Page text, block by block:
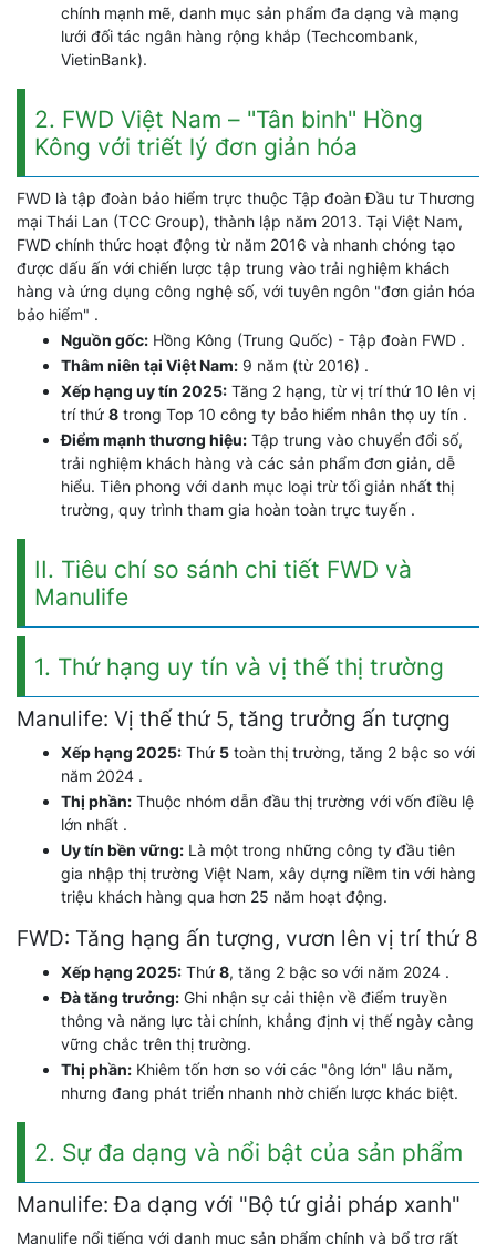
chính mạnh mẽ, danh mục sản phẩm đa dạng và mạng
lưới đối tác ngân hàng rộng khắp (Techcombank,
VietinBank).
2. FWD Việt Nam – "Tân binh" Hồng
Kông với triết lý đơn giản hóa
FWD là tập đoàn bảo hiểm trực thuộc Tập đoàn Đầu tư Thương
mại Thái Lan (TCC Group), thành lập năm 2013. Tại Việt Nam,
FWD chính thức hoạt động từ năm 2016 và nhanh chóng tạo
được dấu ấn với chiến lược tập trung vào trải nghiệm khách
hàng và ứng dụng công nghệ số, với tuyên ngôn "đơn giản hóa
bảo hiểm" .
Nguồn gốc: Hồng Kông (Trung Quốc) - Tập đoàn FWD .
Thâm niên tại Việt Nam: 9 năm (từ 2016) .
Xếp hạng uy tín 2025: Tăng 2 hạng, từ vị trí thứ 10 lên vị
trí thứ 8 trong Top 10 công ty bảo hiểm nhân thọ uy tín .
Điểm mạnh thương hiệu: Tập trung vào chuyển đổi số,
trải nghiệm khách hàng và các sản phẩm đơn giản, dễ
hiểu. Tiên phong với danh mục loại trừ tối giản nhất thị
trường, quy trình tham gia hoàn toàn trực tuyến .
II. Tiêu chí so sánh chi tiết FWD và
Manulife
1. Thứ hạng uy tín và vị thế thị trường
Manulife: Vị thế thứ 5, tăng trưởng ấn tượng
Xếp hạng 2025: Thứ 5 toàn thị trường, tăng 2 bậc so với
năm 2024 .
Thị phần: Thuộc nhóm dẫn đầu thị trường với vốn điều lệ
lớn nhất .
Uy tín bền vững: Là một trong những công ty đầu tiên
gia nhập thị trường Việt Nam, xây dựng niềm tin với hàng
triệu khách hàng qua hơn 25 năm hoạt động.
FWD: Tăng hạng ấn tượng, vươn lên vị trí thứ 8
Xếp hạng 2025: Thứ 8, tăng 2 bậc so với năm 2024 .
Đà tăng trưởng: Ghi nhận sự cải thiện về điểm truyền
thông và năng lực tài chính, khẳng định vị thế ngày càng
vững chắc trên thị trường.
Thị phần: Khiêm tốn hơn so với các "ông lớn" lâu năm,
nhưng đang phát triển nhanh nhờ chiến lược khác biệt.
2. Sự đa dạng và nổi bật của sản phẩm
Manulife: Đa dạng với "Bộ tứ giải pháp xanh"
Manulife nổi tiếng với danh mục sản phẩm chính và bổ trợ rất